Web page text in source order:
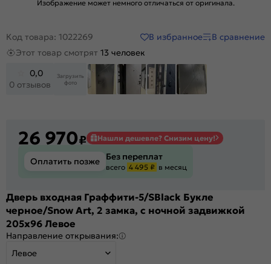
Изображение может немного отличаться от оригинала.
Код товара: 1022269 В избранное
В сравнение
Этот товар смотрят 13 человек
0,0
0 отзывов
Загрузить
фото
26 970₽ Нашли дешевле? Снизим цену!
Оплатить позже Без переплат
всего 4 495 ₽ в месяц
Дверь входная Граффити-5/SBlack Букле
черное/Snow Art, 2 замка, с ночной задвижкой
205x96 Левое
Направление открывания:
Левое